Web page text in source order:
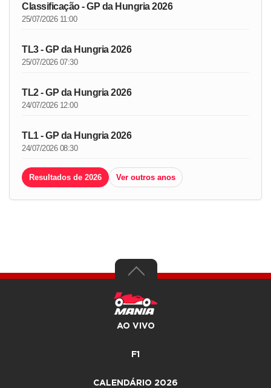
Classificação - GP da Hungria 2026
25/07/2026 11:00
TL3 - GP da Hungria 2026
25/07/2026 07:30
TL2 - GP da Hungria 2026
24/07/2026 12:00
TL1 - GP da Hungria 2026
24/07/2026 08:30
Resultados de 2026 Ver outros anos
AO VIVO
F1
CALENDÁRIO 2026